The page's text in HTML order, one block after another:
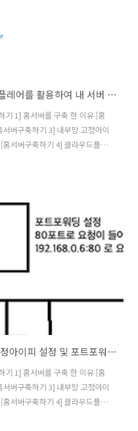
[홈서버구축하기 4] 클라우드플레어를 활용하여 내 서버 아이피 숨기기(feat. HTTPS)
기 1] 홈서버를 구축 한 이유 [홈
버구축하기 3] 내부망 고정아이
서버구축하기 4] 클라우드플레
HTTPS) [홈서버구축하기 5]
서버구축하기 7] 공유 스토리
구축하기 8] 완성된 내 홈서버
리고 총 비용 앞선글에 작성한
서버의 아이피가 공공에 노출되
좋..
[홈서버구축하기 3] 내부망 고정아이피 설정 및 포트포워딩 그리고 DDNS
기 1] 홈서버를 구축 한 이유 [홈
버구축하기 3] 내부망 고정아이
서버구축하기 4] 클라우드플레
HTTPS) [홈서버구축하기 5]